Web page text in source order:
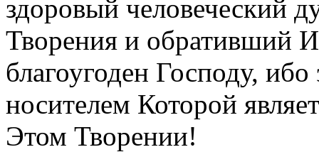
здоровый человеческий
Творения и обративший
благоугоден Господу,
носителем Которой
Этом Творении!